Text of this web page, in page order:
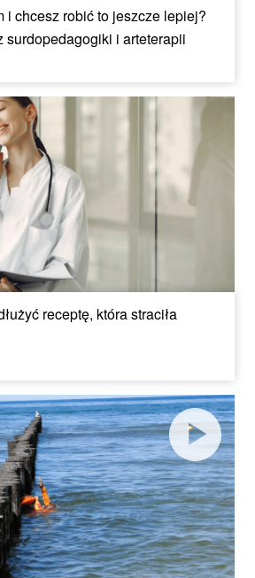
i chcesz robić to jeszcze lepiej?
surdopedagogiki i arteterapii
receptę, która straciła